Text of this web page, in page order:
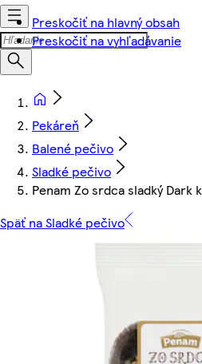
Preskočiť na hlavný obsah
Preskočiť na vyhľadávanie
Pekáreň
Balené pečivo
Sladké pečivo
Penam Zo srdca sladký
Späť na Sladké pečivo